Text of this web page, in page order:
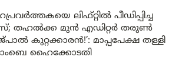
ലിഫ്റ്റിൽ പീഡിപ്പിച്ച
തഹൽക്ക മുൻ എഡിറ്റർ തരുൺ
കുറ്റക്കാരൻ!’: മാപ്പപേക്ഷ തള്ളി
ഹൈക്കോടതി